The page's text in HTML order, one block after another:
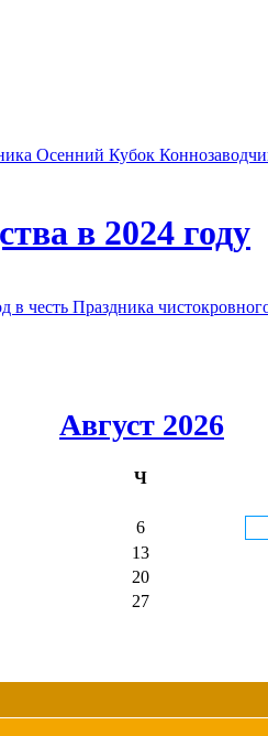
Осенний Кубок
в 2024 году
Праздника чистокровного
Август 2026
Ч
6
13
20
27